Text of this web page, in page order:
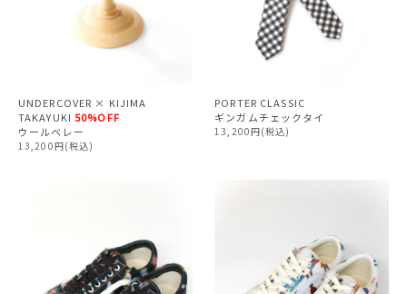
UNDERCOVER × KIJIMA
TAKAYUKI50%OFF
ウールベレー
13,200円(税込)
PORTER CLASSIC
ギンガムチェックタイ
13,200円(税込)